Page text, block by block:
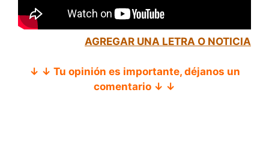
AGREGAR UNA LETRA O NOTICIA
↓ ↓ Tu opinión es importante, déjanos un
comentario ↓ ↓